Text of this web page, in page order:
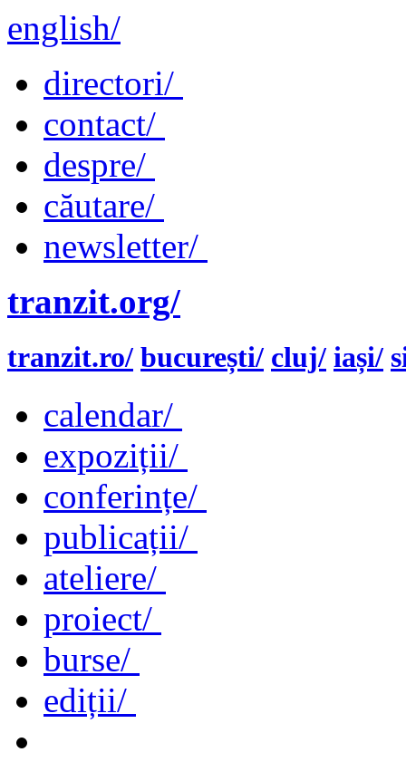
english/
directori/
contact/
despre/
căutare/
newsletter/
tranzit.org/
tranzit.ro/ bucurești/ cluj/ iași/
calendar/
expoziții/
conferințe/
publicații/
ateliere/
proiect/
burse/
ediții/